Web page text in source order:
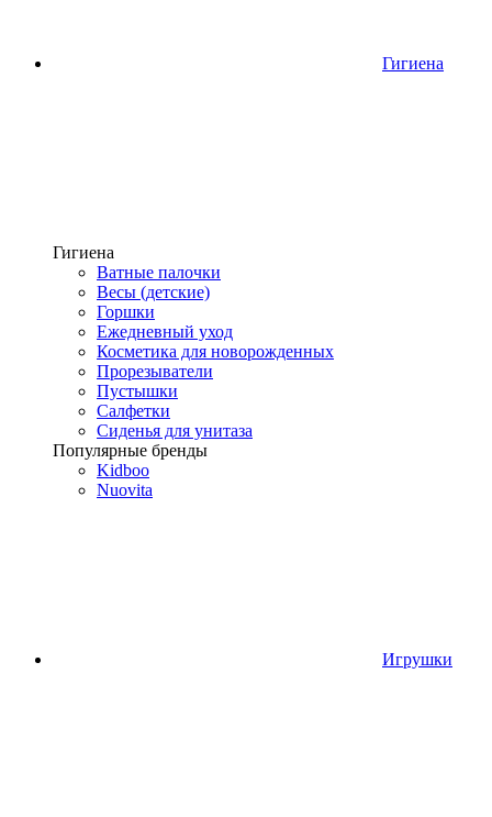
Гигиена
Гигиена
Ватные палочки
Весы (детские)
Горшки
Ежедневный уход
Косметика для новорожденных
Прорезыватели
Пустышки
Салфетки
Сиденья для унитаза
Популярные бренды
Kidboo
Nuovita
Игрушки